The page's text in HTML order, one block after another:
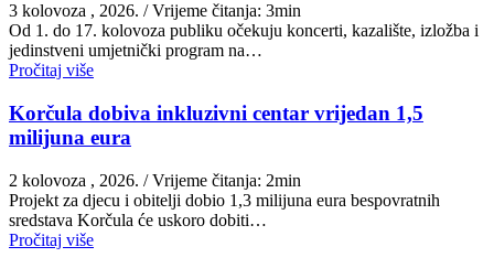
3 kolovoza , 2026. / Vrijeme čitanja: 3min
Od 1. do 17. kolovoza publiku očekuju koncerti, kazalište, izložba i
jedinstveni umjetnički program na…
Pročitaj više
Korčula dobiva inkluzivni centar vrijedan 1,5
milijuna eura
2 kolovoza , 2026. / Vrijeme čitanja: 2min
Projekt za djecu i obitelji dobio 1,3 milijuna eura bespovratnih
sredstava Korčula će uskoro dobiti…
Pročitaj više